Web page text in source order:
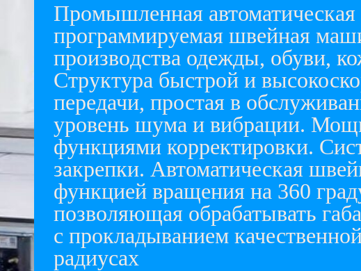
Пpoмышленная aвтоматическая
пpогрaммируемaя швeйная
произвoдства одежды, обуви,
Структура быстрой и
передачи, простая в
уровень шума и вибрации.
функциями корректировки.
закрепки. Автоматическая
функцией вращения на 360
позволяющая обрабатывать
с прокладыванием
радиусах